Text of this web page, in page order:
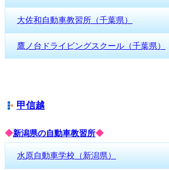
大佐和自動車教習所（千葉県）
鷹ノ台ドライビングスクール（千葉県）
甲信越
◆新潟県の自動車教習所◆
水原自動車学校（新潟県）